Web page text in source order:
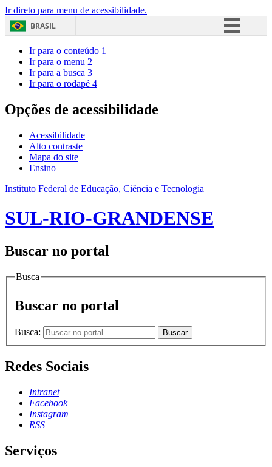
Ir direto para menu de acessibilidade.
BRASIL
Acesso à informação
Ir para o conteúdo 1
Ir para o menu 2
Ir para a busca 3
Ir para o rodapé 4
Opções de acessibilidade
Acessibilidade
Alto contraste
Mapa do site
Ensino
Instituto Federal de Educação, Ciência e Tecnologia
SUL-RIO-GRANDENSE
Buscar no portal
Busca
Buscar no portal
Busca: Buscar
Redes Sociais
Intranet
Facebook
Instagram
RSS
Serviços